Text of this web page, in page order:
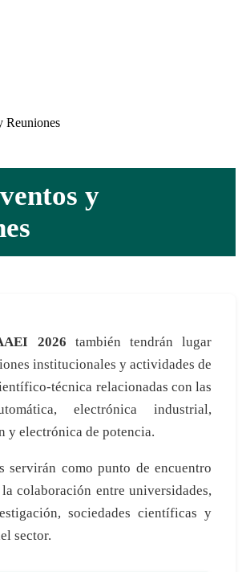
Reuniones
y
2026 también tendrán lugar
institucionales y actividades de
técnica relacionadas con las
electrónica industrial,
y electrónica de potencia.
servirán como punto de encuentro
colaboración entre universidades,
sociedades científicas y
sector.